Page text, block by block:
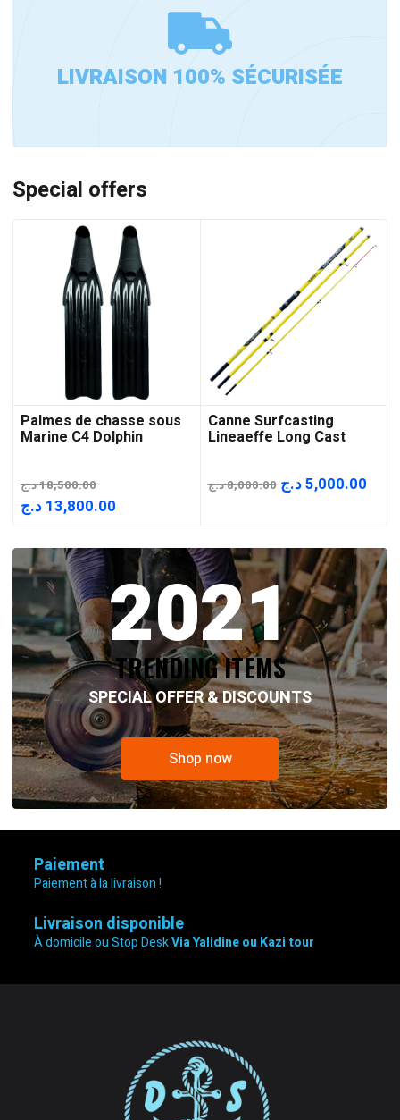
LIVRAISON 100% SÉCURISÉE
Special offers
Palmes de chasse sous
Marine C4 Dolphin
18,500.00د.ج
Le
initial
était :
18,500.00 د.ج.
13,800.00 د.ج
actuel
est :
13,800.00 د.ج.
Canne Surfcasting
Lineaeffe Long Cast
8,000.00د.ج
Le
était :
8,000.00 د.ج.
5,000.00د.ج
Le
est :
2021
TRENDING ITEMS
SPECIAL OFFER & DISCOUNTS
Shop now
Paiement
Paiement à la livraison !
Livraison disponible
À domicile ou Stop DeskVia Yalidine ou Kazi tour